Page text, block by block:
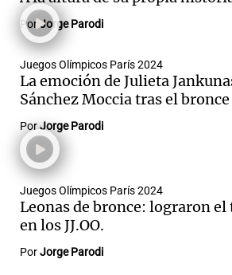
PorJorge Parodi
Juegos Olímpicos París 2024
La emoción de Julieta
Sánchez Moccia tras el
PorJorge Parodi
Juegos Olímpicos París 2024
Leonas de bronce: lograron el
en los JJ.OO.
PorJorge Parodi